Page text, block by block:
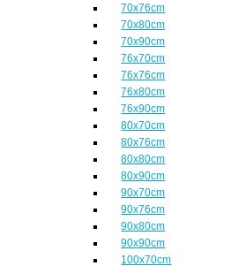
70x76cm
70x80cm
70x90cm
76x70cm
76x76cm
76x80cm
76x90cm
80x70cm
80x76cm
80x80cm
80x90cm
90x70cm
90x76cm
90x80cm
90x90cm
100x70cm